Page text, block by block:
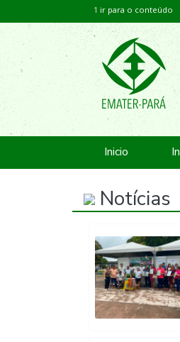
1 ir para o conteúdo
Inicio
Notícias